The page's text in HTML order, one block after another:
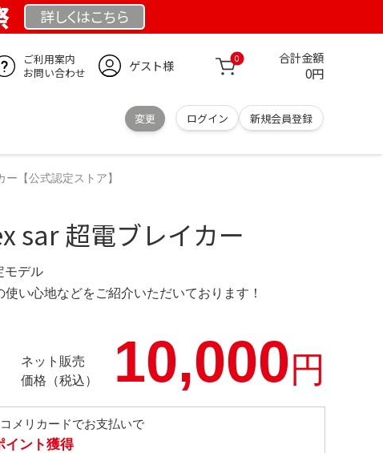
詳しくはこちら
ご利用案内
お問い合わせ
ゲスト様 0 合計金額
0円
変更 ログイン 新規会員登録
【公式認定ストア】
sar 超電ブレイカー
モデル
い心地などをご紹介いただいております！
ネット販売
価格（税込）
10,000円
メリカードでお支払いで
イント獲得